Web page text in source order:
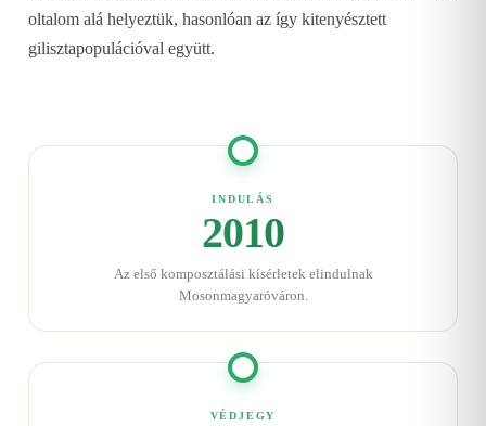
oltalom alá helyeztük, hasonlóan az így kitenyésztett
gilisztapopulációval együtt.
INDULÁS
2010
Az első komposztálási kísérletek elindulnak
Mosonmagyaróváron.
VÉDJEGY